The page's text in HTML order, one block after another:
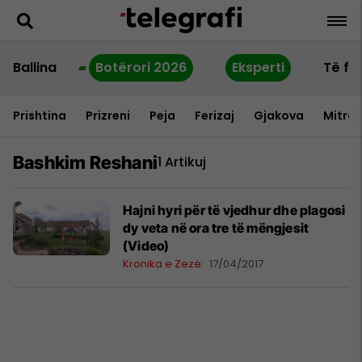
Ballina Botërori 2026 Eksperti Të
Prishtina Prizreni Peja Ferizaj Gjakova
Bashkim Reshani1 Artikuj
Hajni hyri për të vjedhur dhe plagosi
dy veta në ora tre të mëngjesit
(Video)
Kronika e Zezë 17/04/2017